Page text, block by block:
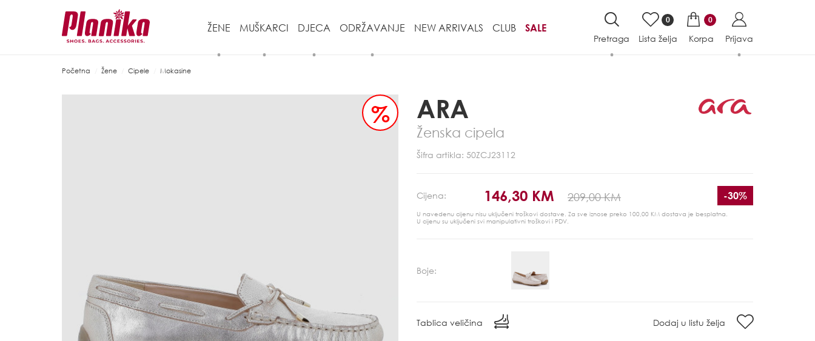
ŽENE MUŠKARCI DJECA ODRŽAVANJE NEW ARRIVALS CLUB SALE
Pretraga
0
Lista želja
0
Korpa Prijava
Početna Žene Cipele Mokasine
% ARA
Ženska cipela
Šifra artikla: 50ZCJ23112
Cijena: 146,30 KM 209,00 KM -30%
U navedenu cijenu nisu uključeni troškovi dostave. Za sve iznose preko 100,00 KM dostava je besplatna.
U cijenu su uključeni svi manipulativni troškovi i PDV.
Boje:
Tablica veličina Dodaj u listu želja